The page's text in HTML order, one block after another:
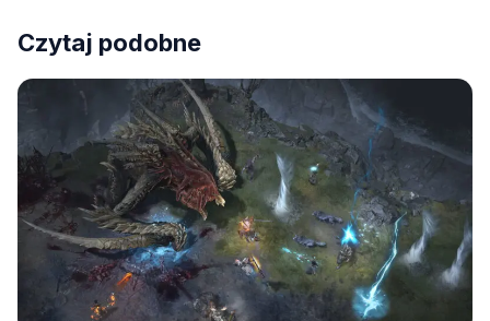
Czytaj podobne